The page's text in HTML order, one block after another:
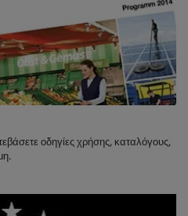
οδηγίες χρήσης, καταλόγους,